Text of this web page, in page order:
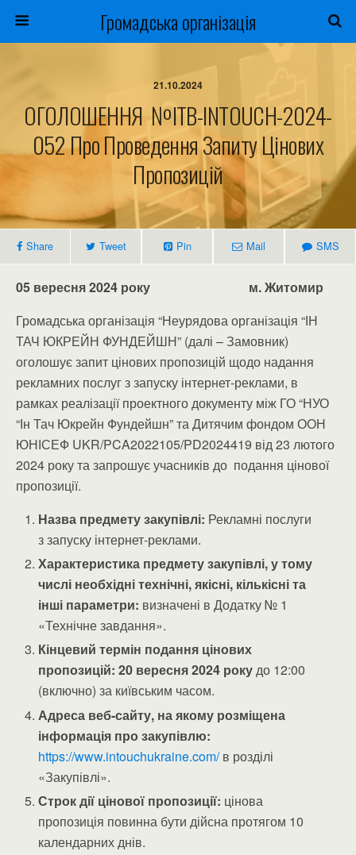
Громадська організація
21.10.2024
ОГОЛОШЕННЯ №ITB-INTOUCH-2024-
052 Про Проведення Запиту Цінових
Пропозицій
Share Tweet Pin Mail SMS
05 вересня 2024 року м. Житомир
Громадська організація “Неурядова організація “ІН
ТАЧ ЮКРЕЙН ФУНДЕЙШН” (далі – Замовник)
оголошує запит цінових пропозицій щодо надання
рекламних послуг з запуску інтернет-реклами, в
рамках реалізації проектного документу між ГО “НУО
“Ін Тач Юкрейн Фундейшн” та Дитячим фондом ООН
ЮНІСЕФ UKR/PCA2022105/PD2024419 від 23 лютого
2024 року та запрошує учасників до подання цінової
пропозиції.
Назва предмету закупівлі: Рекламні послуги
з запуску інтернет-реклами.
Характеристика предмету закупівлі, у тому
числі необхідні технічні, якісні, кількісні та
інші параметри: визначені в Додатку № 1
«Технічне завдання».
Кінцевий термін подання цінових
пропозицій: 20 вересня 2024 рокудо 12:00
(включно) за київським часом.
Адреса веб-сайту, на якому розміщена
інформація про закупівлю:
https://www.intouchukraine.com/в розділі
«Закупівлі».
Строк дії цінової пропозиції: цінова
пропозиція повинна бути дійсна протягом 10
календарних днів.